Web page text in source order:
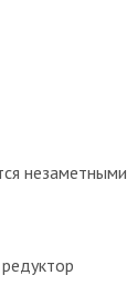
незаметными